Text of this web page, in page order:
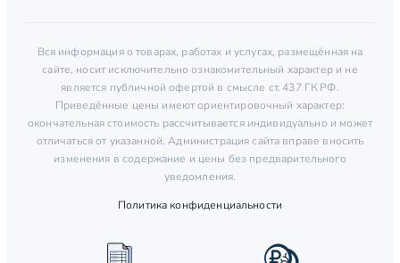
Вся информация о товарах, работах и услугах, размещённая на
сайте, носит исключительно ознакомительный характер и не
является публичной офертой в смысле ст. 437 ГК РФ.
Приведённые цены имеют ориентировочный характер:
окончательная стоимость рассчитывается индивидуально и может
отличаться от указанной. Администрация сайта вправе вносить
изменения в содержание и цены без предварительного
уведомления.
Политика конфиденциальности